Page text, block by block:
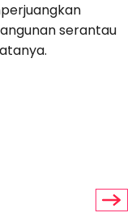
serantau